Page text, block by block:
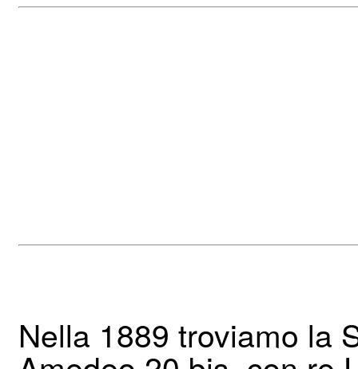
Nella 1889 troviamo la